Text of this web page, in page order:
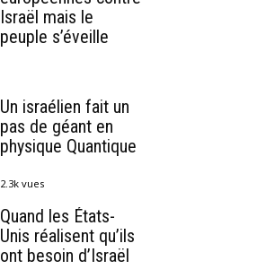
Israël mais le
peuple s’éveille
Un israélien fait un
pas de géant en
physique Quantique
2.3k vues
Quand les États-
Unis réalisent qu’ils
ont besoin d’Israël